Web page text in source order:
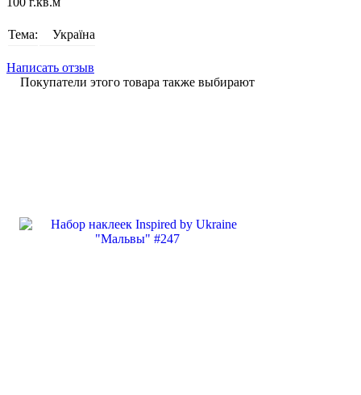
Тема: Україна
Написать отзыв
Покупатели этого товара также выбирают